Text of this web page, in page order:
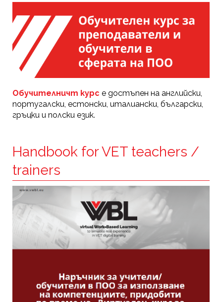
Обучителничт курс е достъпен на английски,
португалски, естонски, италиански, български,
гръцки и полски език.
Handbook for VET teachers /
trainers